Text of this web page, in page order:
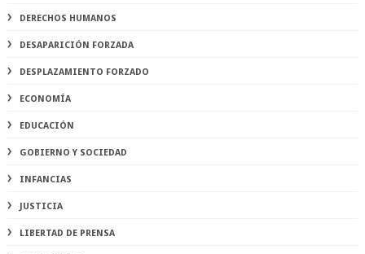
DERECHOS HUMANOS
DESAPARICIÓN FORZADA
DESPLAZAMIENTO FORZADO
ECONOMÍA
EDUCACIÓN
GOBIERNO Y SOCIEDAD
INFANCIAS
JUSTICIA
LIBERTAD DE PRENSA